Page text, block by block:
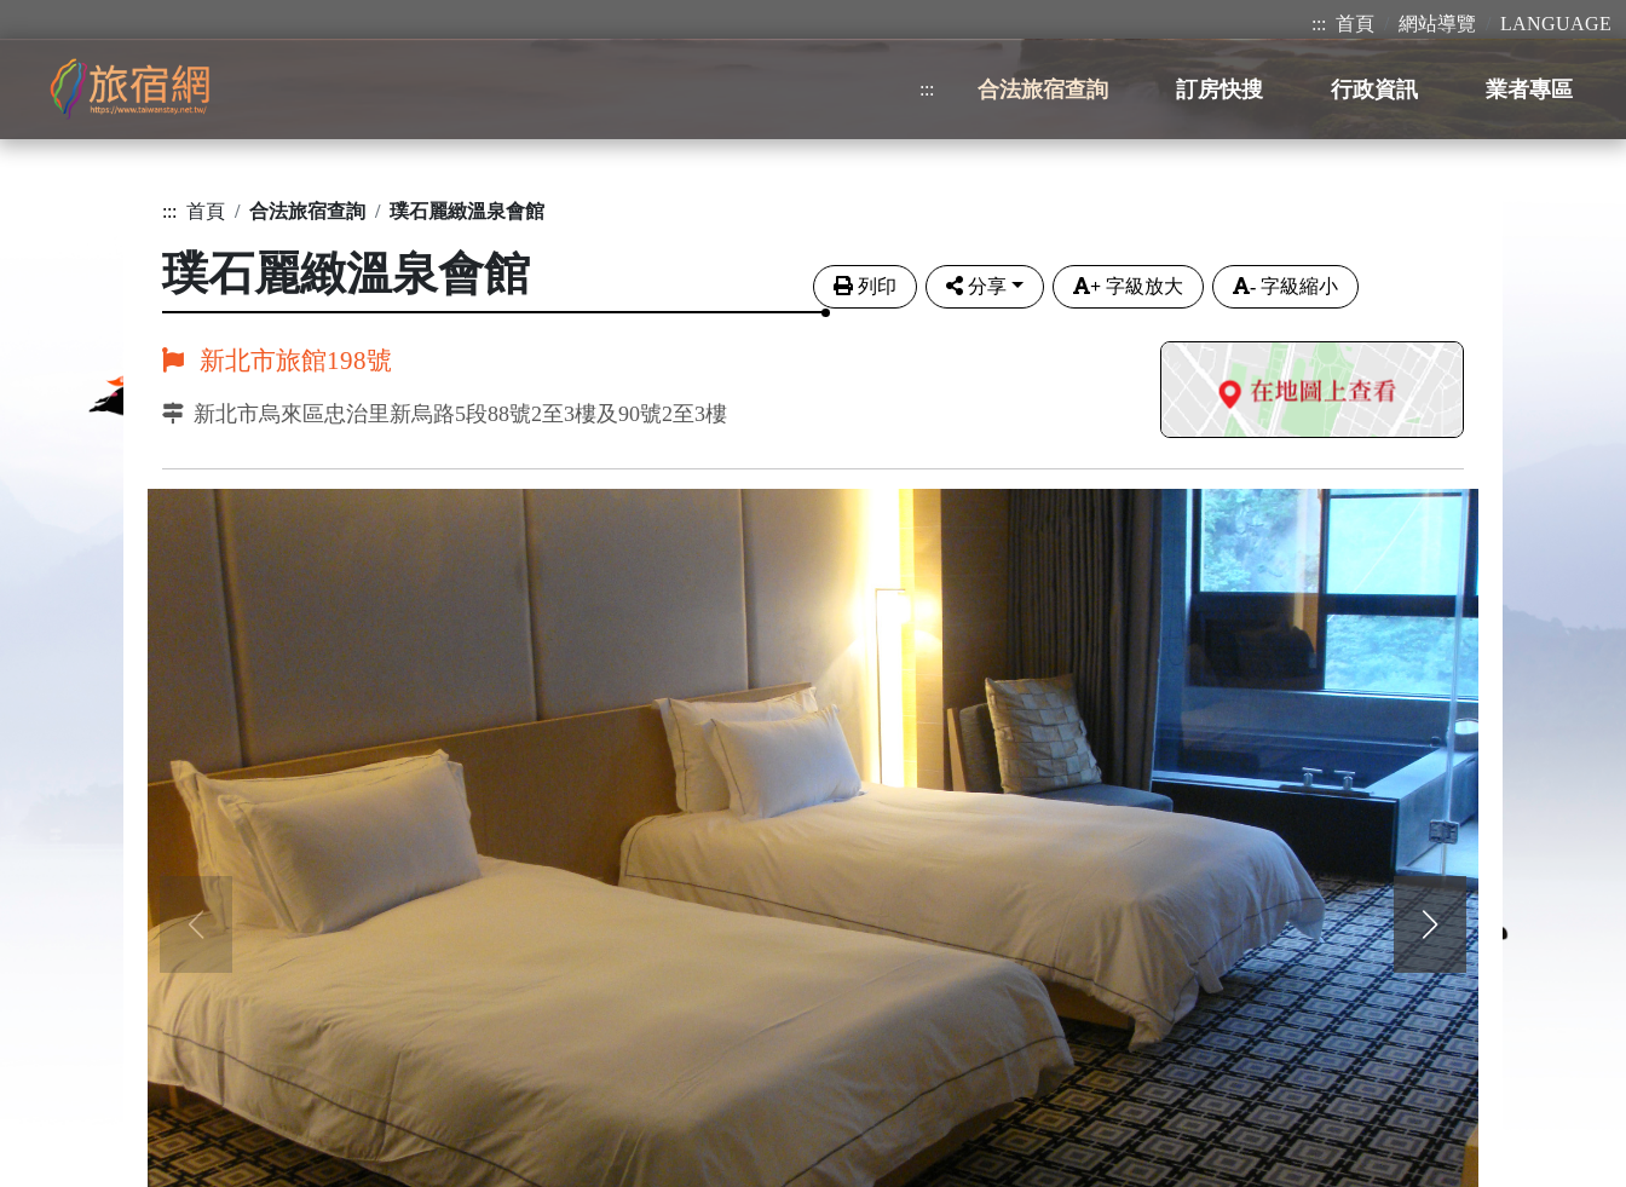
::: 首頁 網站導覽 LANGUAGE
::: 合法旅宿查詢 訂房快搜 行政資訊 業者專區
::: 首頁 合法旅宿查詢 璞石麗緻溫泉會館
璞石麗緻溫泉會館 列印 分享 + 字級放大 - 字級縮小
新北市旅館198號
新北市烏來區忠治里新烏路5段88號2至3樓及90號2至3樓